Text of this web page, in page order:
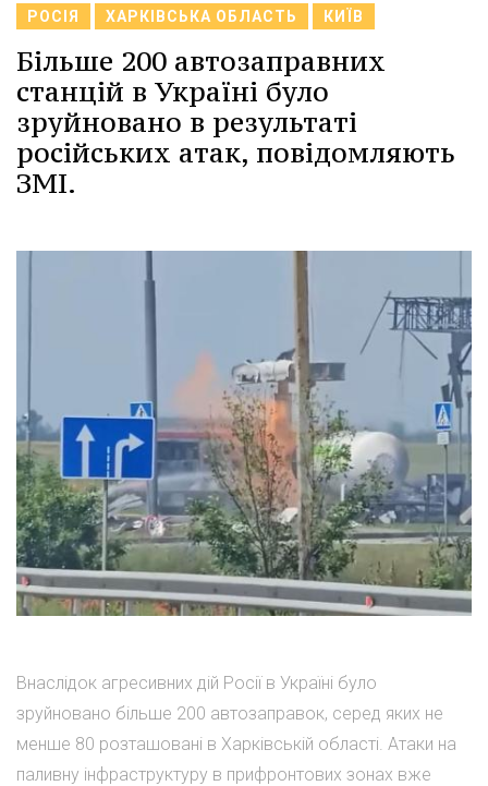
РОСІЯ ХАРКІВСЬКА ОБЛАСТЬ КИЇВ
Більше 200 автозаправних
станцій в Україні було
зруйновано в результаті
російських атак, повідомляють
ЗМІ.
Внаслідок агресивних дій Росії в Україні було
зруйновано більше 200 автозаправок, серед яких не
менше 80 розташовані в Харківській області. Атаки на
паливну інфраструктуру в прифронтових зонах вже